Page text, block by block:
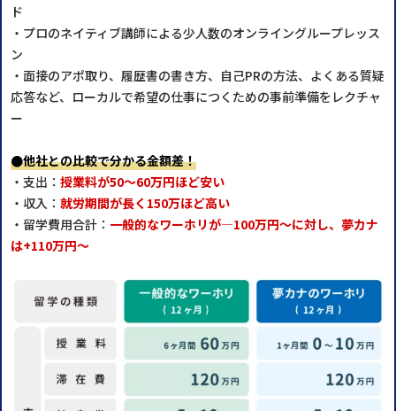
ド
・プロのネイティブ講師による少人数のオンライングループレッス
ン
・面接のアポ取り、履歴書の書き方、自己PRの方法、よくある質疑
応答など、ローカルで希望の仕事につくための事前準備をレクチャ
ー
●他社との比較で分かる金額差！
・支出： 授業料が50～60万円ほど安い
・収入： 就労期間が長く150万ほど高い
・留学費用合計： 一般的なワーホリが―100万円～に対し、夢カナ
は+110万円～